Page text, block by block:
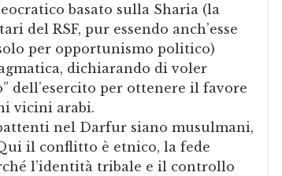
basato sulla Sharia (la
del RSF, pur essendo anch’esse
per opportunismo politico)
dichiarando di voler
dell’esercito per ottenere il favore
vicini arabi.
nel Darfur siano musulmani,
il conflitto è etnico, la fede
l’identità tribale e il controllo